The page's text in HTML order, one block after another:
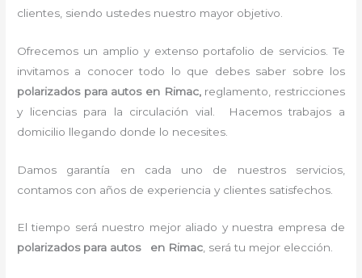
clientes, siendo ustedes nuestro mayor objetivo.
Ofrecemos un amplio y extenso portafolio de servicios. Te
invitamos a conocer todo lo que debes saber sobre los
polarizados para autos en Rimac, reglamento, restricciones
y licencias para la circulación vial. Hacemos trabajos a
domicilio llegando donde lo necesites.
Damos garantía en cada uno de nuestros servicios,
contamos con años de experiencia y clientes satisfechos.
El tiempo será nuestro mejor aliado y nuestra empresa de
polarizados para autos en Rimac, será tu mejor elección.